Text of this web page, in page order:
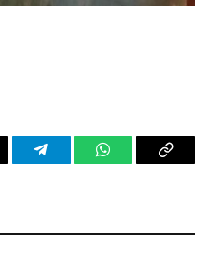
TelegramWhatsAppCopy